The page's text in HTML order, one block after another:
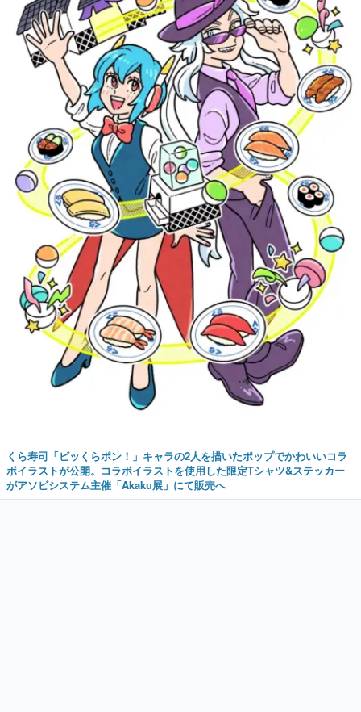
くら寿司「ビッくらポン！」キャラの2人を描いたポップでかわいいコラ
ボイラストが公開。コラボイラストを使用した限定Tシャツ&ステッカー
がアソビシステム主催「Akaku展」にて販売へ